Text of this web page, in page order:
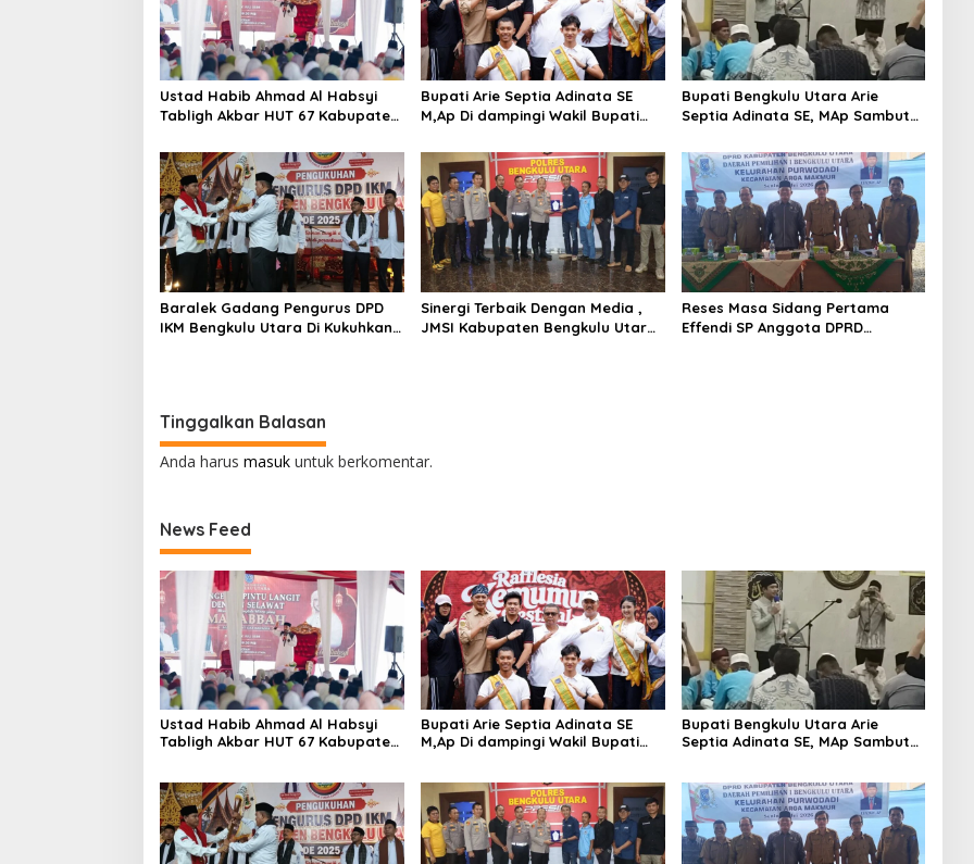
Ustad Habib Ahmad Al Habsyi
Tabligh Akbar HUT 67 Kabupaten
Bupati Arie Septia Adinata SE
M,Ap Di dampingi Wakil Bupati
Raflesia Kemumu Festival
Bupati Bengkulu Utara Arie
Septia Adinata SE, MAp Sambut
Penuh Rasa Syukur
Baralek Gadang Pengurus DPD
IKM Bengkulu Utara Di Kukuhkan
Sinergi Terbaik Dengan Media ,
JMSI Kabupaten Bengkulu Utara
Reses Masa Sidang Pertama
Effendi SP Anggota DPRD
Tinggalkan Balasan
Anda harus masuk untuk berkomentar.
News Feed
Ustad Habib Ahmad Al Habsyi
Tabligh Akbar HUT 67 Kabupaten
Bupati Arie Septia Adinata SE
M,Ap Di dampingi Wakil Bupati
Bupati Bengkulu Utara Arie
Septia Adinata SE, MAp Sambut